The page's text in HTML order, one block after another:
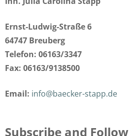
Ernst-Ludwig-Straße 6
64747 Breuberg
Telefon: 06163/3347
Fax: 06163/9138500
Email: info@baecker-stapp.de
Subscribe and Follow